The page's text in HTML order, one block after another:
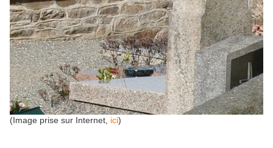
(Image prise sur Internet, ici)